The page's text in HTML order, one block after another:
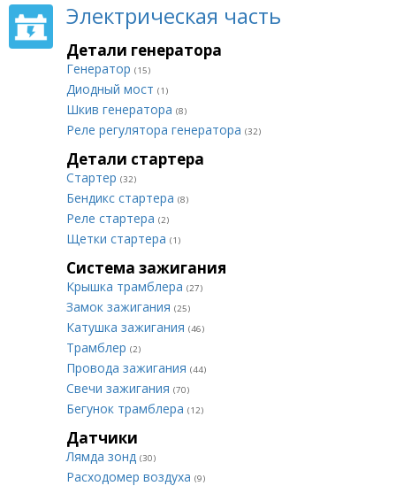
Электрическая часть
Детали генератора
Генератор (15)
Диодный мост (1)
Шкив генератора (8)
Реле регулятора генератора (32)
Детали стартера
Стартер (32)
Бендикс стартера (8)
Реле стартера (2)
Щетки стартера (1)
Система зажигания
Крышка трамблера (27)
Замок зажигания (25)
Катушка зажигания (46)
Трамблер (2)
Провода зажигания (44)
Свечи зажигания (70)
Бегунок трамблера (12)
Датчики
Лямда зонд (30)
Расходомер воздуха (9)